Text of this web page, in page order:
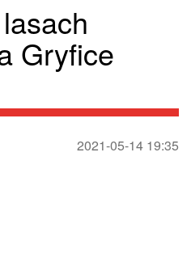
Gryfice
2021-05-14 19:35